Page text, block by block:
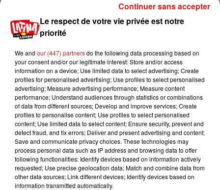
6 août 2026
Karol G dévoile la tracklist de son
nouvel album… avec des invités...
5 août 2026
Benny
Becky G sur
+ DE MUSIQUE
Mundo Latino
Le respect de votre vie privée est notre
priorité
We and our (447) partnersdo the following data processing based on
your consent and/or our legitimate interest: Store and/or access
information on a device; Use limited data to select advertising; Create
profiles for personalised advertising; Use profiles to select personalised
advertising; Measure advertising performance; Measure content
performance; Understand audiences through statistics or combinations
of data from different sources; Develop and improve services; Create
profiles to personalise content; Use profiles to select personalised
content; Use limited data to select content; Ensure security, prevent and
detect fraud, and fix errors; Deliver and present advertising and content;
Save and communicate privacy choices. These technologies may
process personal data such as IP address and browsing data to offer
following functionalities: Identify devices based on information actively
requested; Use precise geolocation data; Match and combine data from
other data sources; Link different devices; Identify devices based on
information transmitted automatically.
Continuer sans accepter